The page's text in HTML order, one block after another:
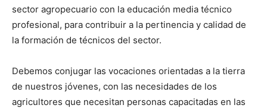
sector agropecuario con la educación media técnico
profesional, para contribuir a la pertinencia y calidad de
la formación de técnicos del sector.
Debemos conjugar las vocaciones orientadas a la tierra
de nuestros jóvenes, con las necesidades de los
agricultores que necesitan personas capacitadas en las